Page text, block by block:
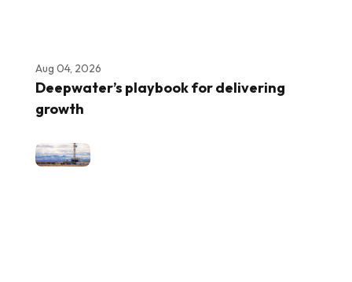
Aug 04, 2026
Deepwater’s playbook for delivering
growth